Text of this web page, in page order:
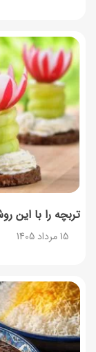
تربچه را با این
15 مرداد 1405